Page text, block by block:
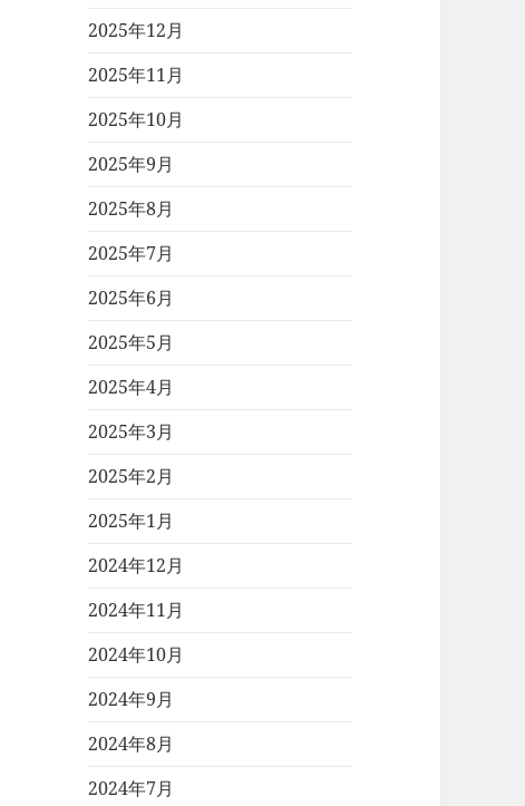
2025年12月
2025年11月
2025年10月
2025年9月
2025年8月
2025年7月
2025年6月
2025年5月
2025年4月
2025年3月
2025年2月
2025年1月
2024年12月
2024年11月
2024年10月
2024年9月
2024年8月
2024年7月